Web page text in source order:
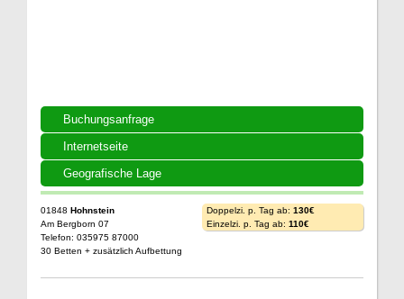
Buchungsanfrage
Internetseite
Geografische Lage
01848 Hohnstein
Am Bergborn 07
Telefon: 035975 87000
30 Betten + zusätzlich Aufbettung
Doppelzi. p. Tag ab: 130€
Einzelzi. p. Tag ab: 110€